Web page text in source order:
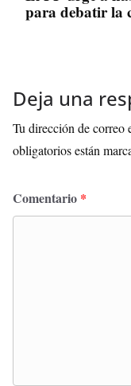
para debatir la
Deja una
Tu dirección de correo
obligatorios están
Comentario *